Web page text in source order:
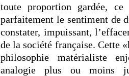
toute proportion gardée,
parfaitement le sentiment de
constater, impuissant,
de la société française. Cette
philosophie matérialiste
analogie plus ou moins